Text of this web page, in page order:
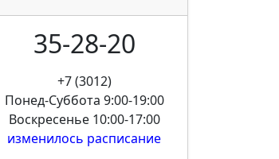
35-28-20
+7 (3012)
Понед-Суббота 9:00-19:00
Воскресенье 10:00-17:00
изменилось расписание